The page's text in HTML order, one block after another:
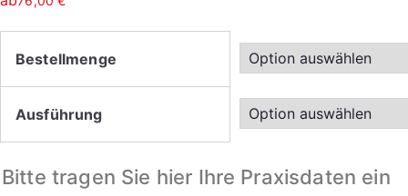
Bestellmenge
Ausführung
Bitte tragen Sie hier Ihre Praxisdaten ein